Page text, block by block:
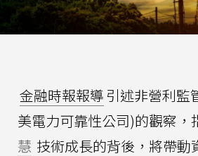
金融時報報導 引述非營利監
美電力可靠性公司)的觀察，
慧 技術成長的背後，將帶動